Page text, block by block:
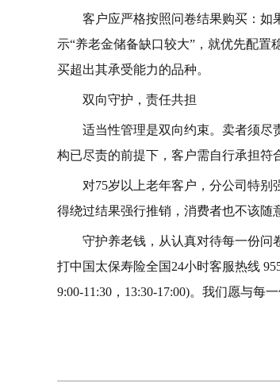
客户应严格按照问卷结果购买：如
示“养老金储备缺口较大”，就优先配
买超出其承受能力的品种。
双向守护，责任共担
适当性管理是双向约束。卖者须尽
构已尽责的前提下，客户需自行承担符
对75岁以上老年客户，分公司特别
得绕过结果强行推销，消费者也不该
守护养老钱，从认真对待每一份问
打中国太保寿险全国24小时客服热线
9:00-11:30，13:30-17:00)。我们愿与每